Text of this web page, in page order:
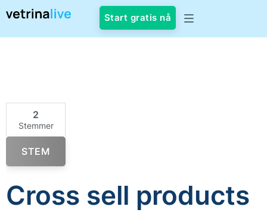
Start gratis nå
2
Stemmer
STEM
Cross sell products